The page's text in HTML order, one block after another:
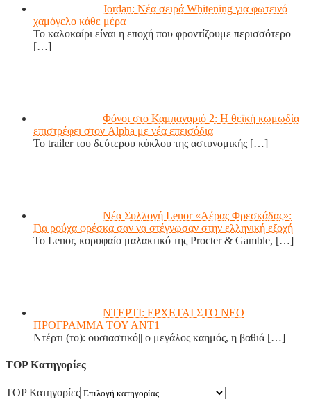
Jordan: Νέα σειρά Whitening για φωτεινό
χαμόγελο κάθε μέρα
Το καλοκαίρι είναι η εποχή που φροντίζουμε περισσότερο
[…]
Φόνοι στο Καμπαναριό 2: Η θεϊκή κωμωδία
επιστρέφει στον Alpha με νέα επεισόδια
Το trailer του δεύτερου κύκλου της αστυνομικής […]
Νέα Συλλογή Lenor «Αέρας Φρεσκάδας»:
Για ρούχα φρέσκα σαν να στέγνωσαν στην ελληνική εξοχή
Το Lenor, κορυφαίο μαλακτικό της Procter & Gamble, […]
ΝΤΕΡΤΙ: ΕΡΧΕΤΑΙ ΣΤΟ ΝΕΟ
ΠΡΟΓΡΑΜΜΑ ΤΟΥ ΑΝΤ1
Ντέρτι (το): ουσιαστικό|| ο μεγάλος καημός, η βαθιά […]
TOP Κατηγορίες
TOP Κατηγορίες